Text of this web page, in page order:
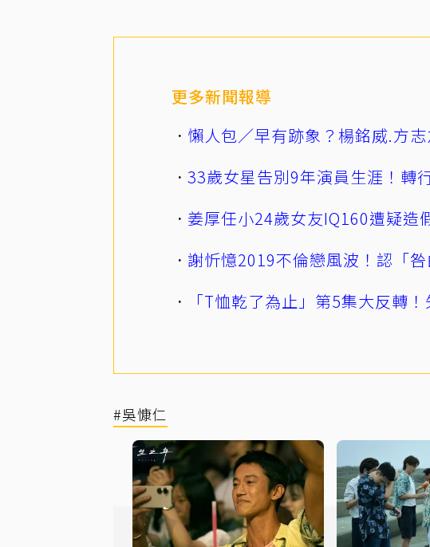
更多新聞報導
懶人包／早有跡象？楊銘威.方
33歲女星告別9年演員生涯！
姜厚任小24歲女友IQ160遭疑造
謝忻憶2019不倫戀風波！認「
「T恤乾了為止」第5集大反轉
#吳慷仁